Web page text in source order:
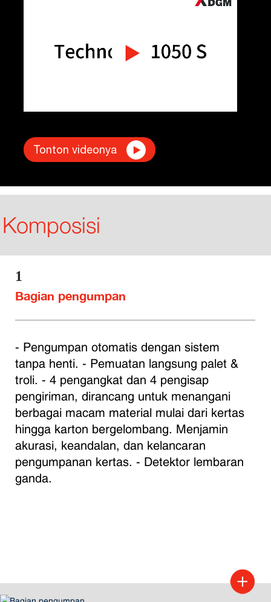
Tonton videonya
Komposisi
1
Bagian pengumpan
- Pengumpan otomatis dengan sistem
tanpa henti. - Pemuatan langsung palet &
troli. - 4 pengangkat dan 4 pengisap
pengiriman, dirancang untuk menangani
berbagai macam material mulai dari kertas
hingga karton bergelombang. Menjamin
akurasi, keandalan, dan kelancaran
pengumpanan kertas. - Detektor lembaran
ganda.